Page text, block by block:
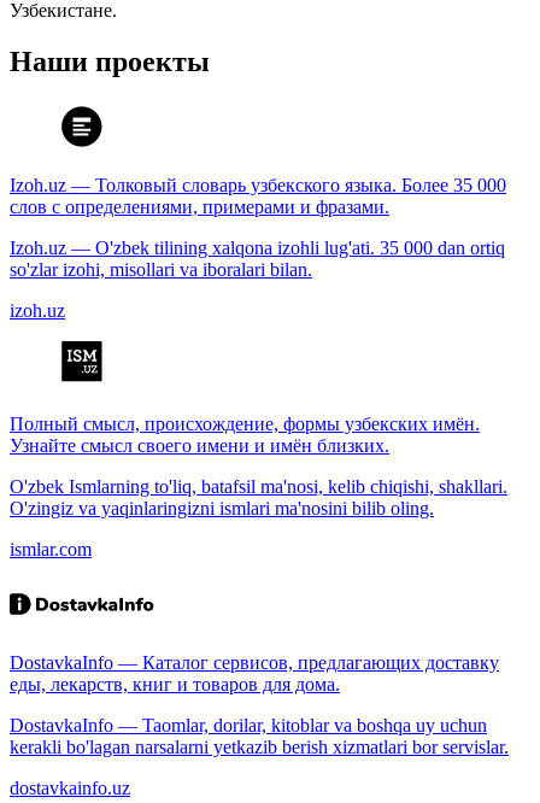
Узбекистане.
Наши проекты
Izoh.uz — Толковый словарь узбекского языка. Более 35 000
слов с определениями, примерами и фразами.
Izoh.uz — O'zbek tilining xalqona izohli lug'ati. 35 000 dan ortiq
so'zlar izohi, misollari va iboralari bilan.
izoh.uz
Полный смысл, происхождение, формы узбекских имён.
Узнайте смысл своего имени и имён близких.
O'zbek Ismlarning to'liq, batafsil ma'nosi, kelib chiqishi, shakllari.
O'zingiz va yaqinlaringizni ismlari ma'nosini bilib oling.
ismlar.com
DostavkaInfo — Каталог сервисов, предлагающих доставку
еды, лекарств, книг и товаров для дома.
DostavkaInfo — Taomlar, dorilar, kitoblar va boshqa uy uchun
kerakli bo'lagan narsalarni yetkazib berish xizmatlari bor servislar.
dostavkainfo.uz